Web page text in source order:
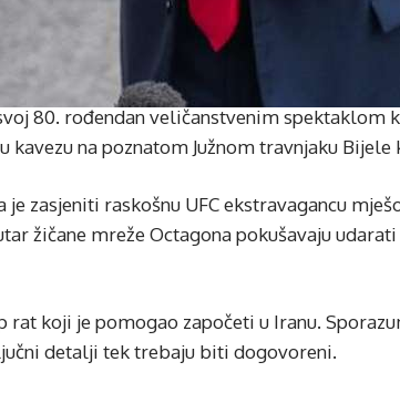
80. rođendan veličanstvenim spektaklom
na poznatom Južnom travnjaku Bijele
zasjeniti raskošnu UFC ekstravagancu
žičane mreže Octagona pokušavaju
rat koji je pomogao započeti u Iranu.
detalji tek trebaju biti dogovoreni.